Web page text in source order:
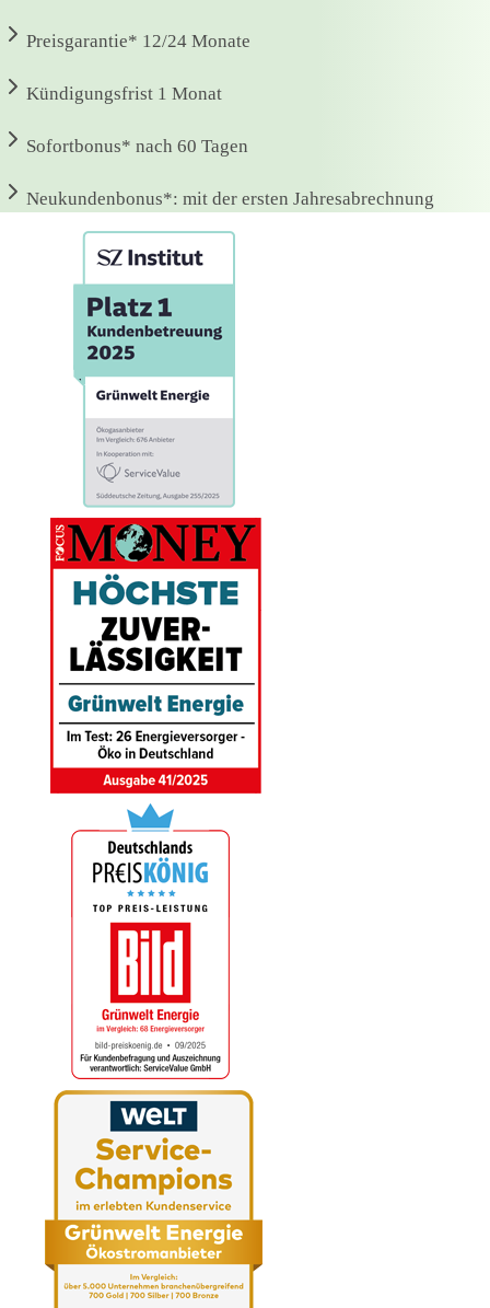
Preisgarantie* 12/24 Monate
Kündigungsfrist 1 Monat
Sofortbonus* nach 60 Tagen
Neukundenbonus*: mit der ersten Jahresabrechnung